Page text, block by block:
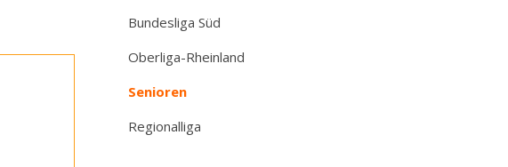
Bundesliga Süd
Oberliga-Rheinland
Senioren
Regionalliga